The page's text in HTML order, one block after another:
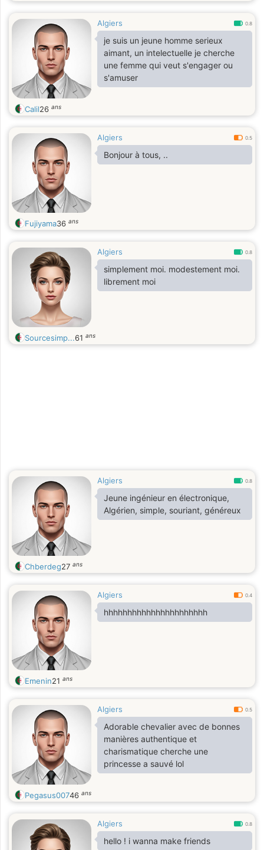
Algiers 0.8
je suis un jeune homme serieux
aimant, un intelectuelle je cherche
une femme qui veut s'engager ou
s'amuser
Calil26 ans
Algiers 0.5
Bonjour à tous, ..
Fujiyama36 ans
Algiers 0.8
simplement moi. modestement moi.
librement moi
Sourcesimp...61 ans
Algiers 0.8
Jeune ingénieur en électronique,
Algérien, simple, souriant, généreux
Chberdeg27 ans
Algiers 0.4
hhhhhhhhhhhhhhhhhhhhhh
Emenin21 ans
Algiers 0.5
Adorable chevalier avec de bonnes
manières authentique et
charismatique cherche une
princesse a sauvé lol
Pegasus00746 ans
Algiers 0.8
hello ! i wanna make friends